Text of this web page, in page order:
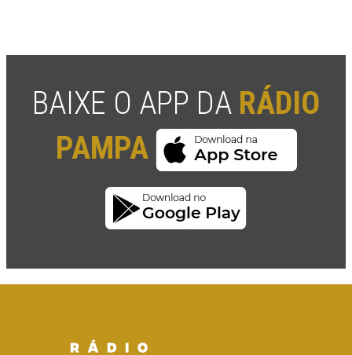
BAIXE O APP DA RÁDIO
PAMPA